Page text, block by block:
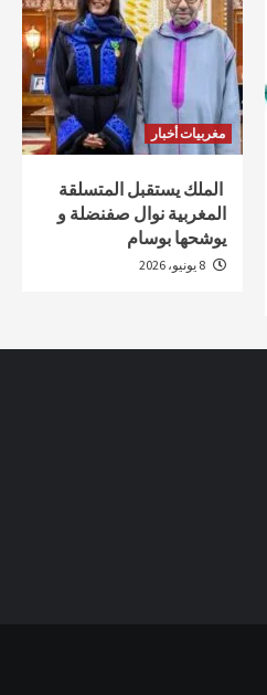
مغربيات أخبار
الملك يستقبل المتسلقة
المغربية نوال صفنضلة و
يوشحها بوسام